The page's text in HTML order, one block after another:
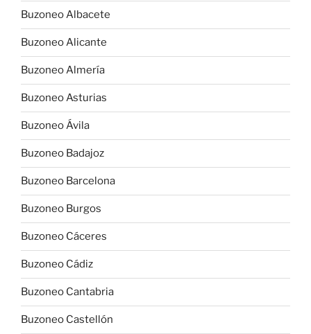
Buzoneo Albacete
Buzoneo Alicante
Buzoneo Almería
Buzoneo Asturias
Buzoneo Ávila
Buzoneo Badajoz
Buzoneo Barcelona
Buzoneo Burgos
Buzoneo Cáceres
Buzoneo Cádiz
Buzoneo Cantabria
Buzoneo Castellón